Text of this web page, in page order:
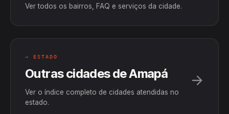
Ver todos os bairros, FAQ e serviços da cidade.
→ ESTADO
Outras cidades de Amapá
Ver o índice completo de cidades atendidas no
estado.